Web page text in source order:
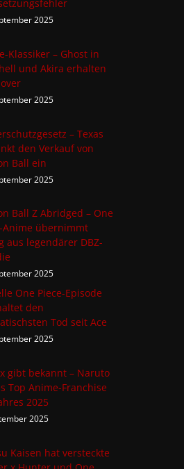
2025
Klassiker – Ghost in
und Akira erhalten
2025
– Texas
den Verkauf von
Ball ein
2025
Ball Z Abridged – One
Anime übernimmt
aus legendärer DBZ-
2025
One Piece-Episode
den
Tod seit Ace
2025
gibt bekannt – Naruto
Top Anime-Franchise
2025
2025
Kaisen hat versteckte